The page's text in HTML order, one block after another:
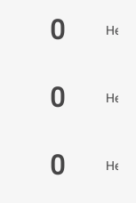
0 Нет
0 Нет
0 Нет